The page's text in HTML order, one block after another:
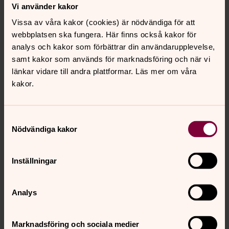
Vi använder kakor
Vissa av våra kakor (cookies) är nödvändiga för att
webbplatsen ska fungera. Här finns också kakor för
analys och kakor som förbättrar din användarupplevelse,
samt kakor som används för marknadsföring och när vi
länkar vidare till andra plattformar. Läs mer om våra
kakor.
Nödvändiga kakor
Inställningar
Analys
Marknadsföring och sociala medier
Kulturhistoriskt unik
Urvalet speglar det som är kulturhistoriskt unikt för länet.
Det som lyfts fram om Östra kyrkogården är de
karaktäristiska cirkelformade kvarteren samt de två
gravkullarna. Mest uppmärksammad är den västra kullen
över göteborgare som varit verksamma inom handel,
industri och sjöfart. Många av dem som är gravsatta på
kullen har genom frikostiga donationer varit med och
På samma sätt som det röda korset identi­fierar sjuka,
folkrättsligt skyddad kulturegendom. Att förstöra
egendom med blåvit sköld är en krigsförbrytelse och
internationell domstol.